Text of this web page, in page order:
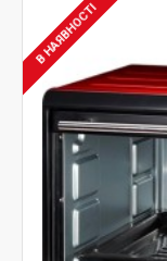
В НАЯВНОСТІ